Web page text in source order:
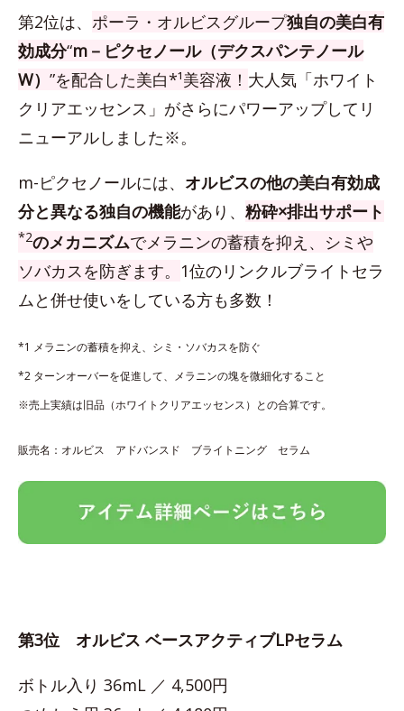
第2位は、 ポーラ・オルビスグループ独自の美白有
効成分“m－ピクセノール（デクスパンテノール
W） ”を配合した美白*¹美容液！ 大人気「ホワイト
クリアエッセンス」がさらにパワーアップしてリ
ニューアルしました※。
m-ピクセノールには、 オルビスの他の美白有効成
分と異なる独自の機能があり、 粉砕×排出サポート
*2のメカニズムでメラニンの蓄積を抑え、シミや
ソバカスを防ぎます。 1位のリンクルブライトセラ
ムと併せ使いをしている方も多数！
*1 メラニンの蓄積を抑え、シミ・ソバカスを防ぐ
*2 ターンオーバーを促進して、メラニンの塊を微細化すること
※売上実績は旧品（ホワイトクリアエッセンス）との合算です。
販売名：オルビス アドバンスド ブライトニング セラム
第3位 オルビス ベースアクティブLPセラム
ボトル入り 36mL ／ 4,500円